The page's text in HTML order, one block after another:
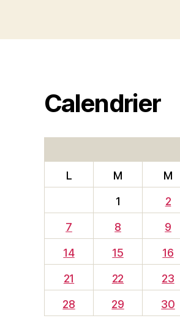
Calendrier
L M M
1
2
7
8 9
14
15 16
21
22 23
28
29
30